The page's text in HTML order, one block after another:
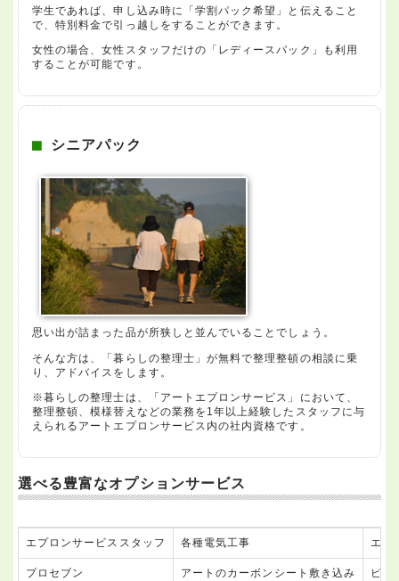
学生であれば、申し込み時に「学割パック希望」と伝えること
で、特別料金で引っ越しをすることができます。
女性の場合、女性スタッフだけの「レディースパック」も利用
することが可能です。
シニアパック
思い出が詰まった品が所狭しと並んでいることでしょう。
そんな方は、「暮らしの整理士」が無料で整理整頓の相談に乗
り、アドバイスをします。
※暮らしの整理士は、「アートエプロンサービス」において、
整理整頓、模様替えなどの業務を1年以上経験したスタッフに与
えられるアートエプロンサービス内の社内資格です。
選べる豊富なオプションサービス
エプロンサービススタッフ 各種電気工事 エア
プロセブン アートのカーボンシート敷き込み ピア